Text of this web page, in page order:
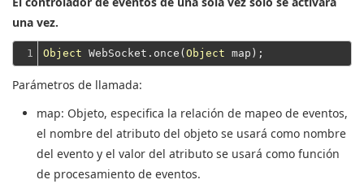
una vez.
1 Object WebSocket.once( Object
Parámetros de llamada:
map: Objeto, especifica la relación de mapeo de eventos,
el nombre del atributo del objeto se usará como nombre
del evento y el valor del atributo se usará como función
de procesamiento de eventos.